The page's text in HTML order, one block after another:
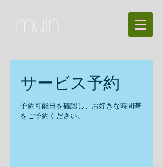
サービス予約
予約可能日を確認し、お好きな時間帯
をご予約ください。